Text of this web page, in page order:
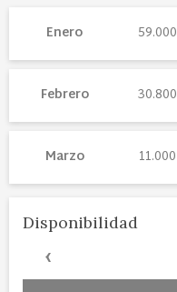
Enero 59.000
Febrero 30.800
Marzo 11.000
Disponibilidad
‹